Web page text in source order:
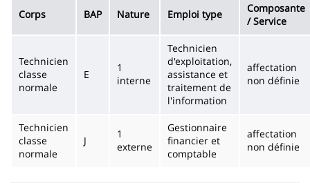
Corps BAP Nature Emploi type
Composante
/ Service
Technicien
classe
normale
E
1
interne
Technicien
d'exploitation,
assistance et
traitement de
l'information
affectation
non définie
Technicien
classe
normale
J
1
externe
Gestionnaire
financier et
comptable
affectation
non définie